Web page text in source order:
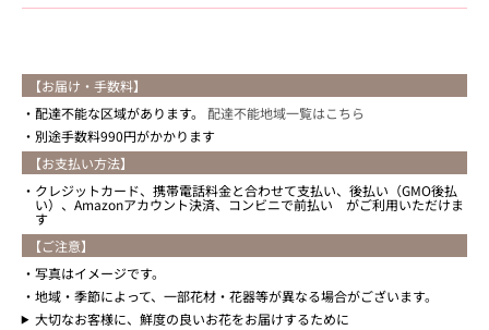
【お届け・手数料】
配達不能な区域があります。 配達不能地域一覧はこちら
別途手数料990円がかかります
【お支払い方法】
クレジットカード、携帯電話料金と合わせて支払い、後払い（GMO後払
い）、Amazonアカウント決済、コンビニで前払い がご利用いただけま
す
【ご注意】
写真はイメージです。
地域・季節によって、一部花材・花器等が異なる場合がございます。
大切なお客様に、鮮度の良いお花をお届けするために